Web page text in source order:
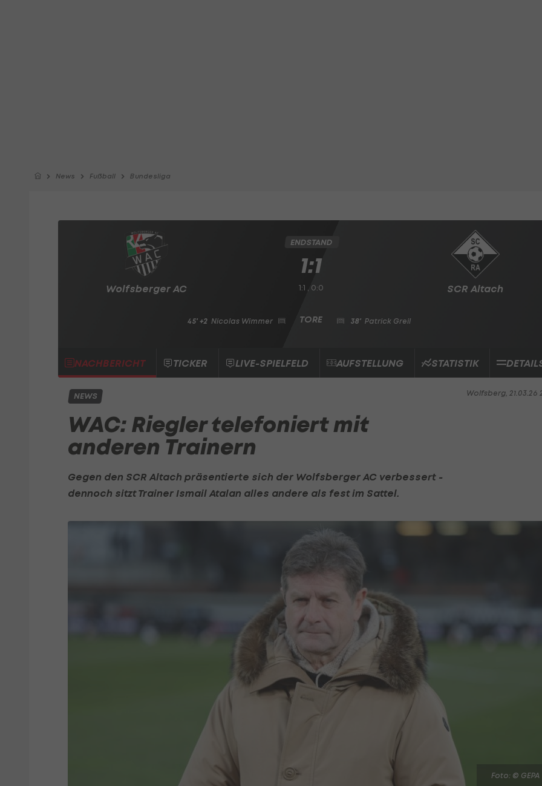
News Fußball Bundesliga
Wolfsberger AC SCR Altach
ENDSTAND
1:1
1:1 , 0:0
45' +2 Nicolas Wimmer 38' Patrick Greil
NACHBERICHT TICKER LIVE-SPIELFELD AUFSTELLUNG STATISTIK
Wolfsberg, 21.03.26
NEWS
WAC: Riegler telefoniert mit
anderen Trainern
Gegen den SCR Altach präsentierte sich der Wolfsberger AC verbessert -
dennoch sitzt Trainer Ismail Atalan alles andere als fest im Sattel.
Foto: © GEPA